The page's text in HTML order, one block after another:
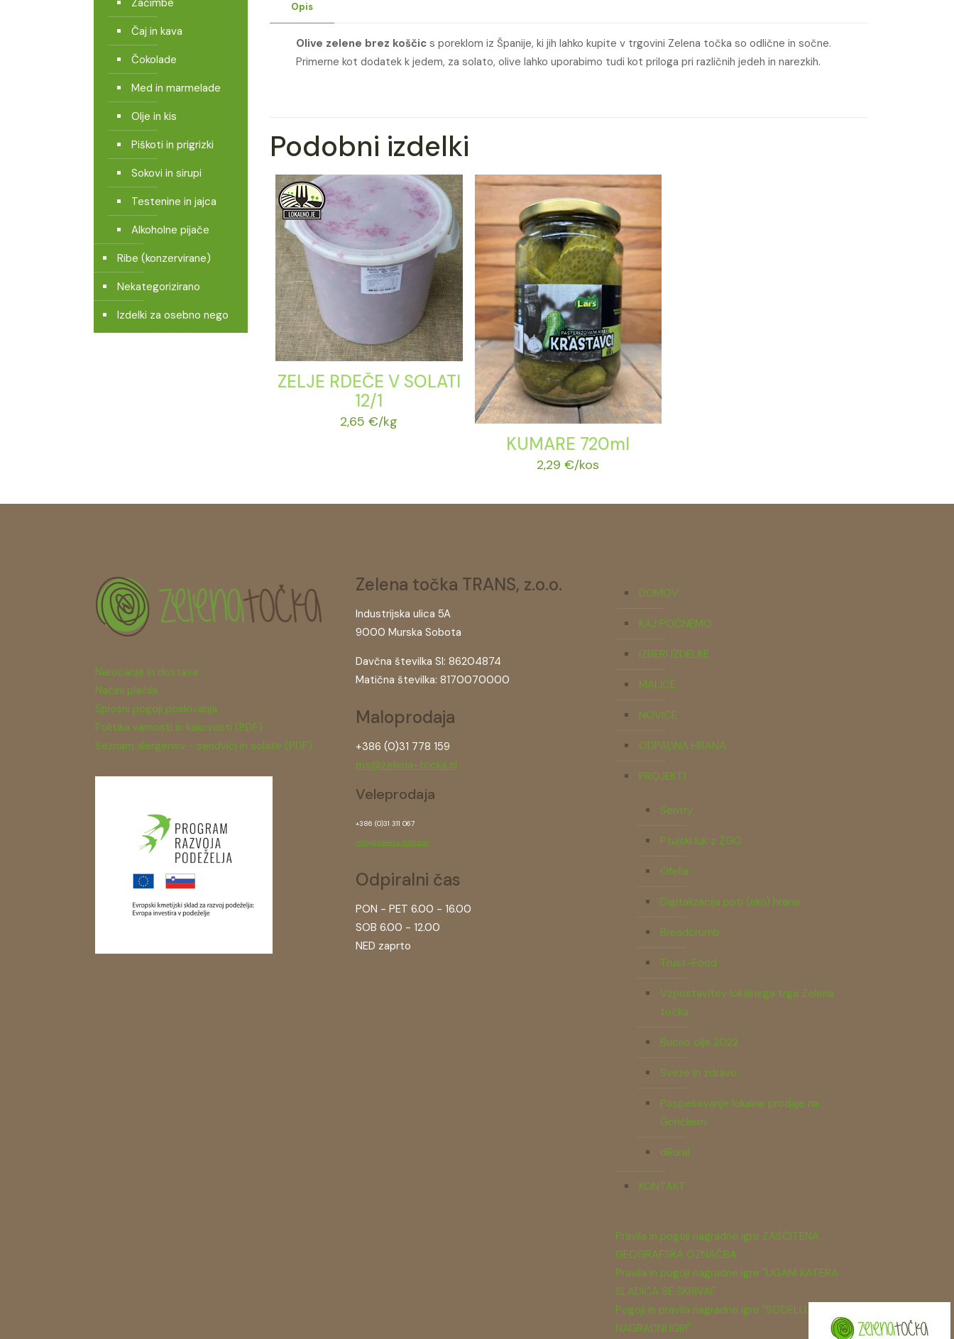
Opis
Olive zelene brez koščic s poreklom iz Španije, ki jih lahko kupite v trgovini Zelena točka so odlične in sočne.
Primerne kot dodatek k jedem, za solato, olive lahko uporabimo tudi kot priloga pri različnih jedeh in narezkih.
Podobni izdelki
ZELJE RDEČE V SOLATI
12/1
2,65€/kg
KUMARE 720ml
2,29€/kos
Začimbe
Čaj in kava
Čokolade
Med in marmelade
Olje in kis
Piškoti in prigrizki
Sokovi in sirupi
Testenine in jajca
Alkoholne pijače
Ribe (konzervirane)
Nekategorizirano
Izdelki za osebno nego
Naročanje in dostava
Načini plačila
Splošni pogoji poslovanja
Politika varnosti in kakovosti (PDF)
Seznam alergenov - sendviči in solate (PDF)
Zelena točka TRANS, z.o.o.
Industrijska ulica 5A
9000 Murska Sobota
Davčna številka SI: 86204874
Matična številka: 8170070000
Maloprodaja
+386 (0)31 778 159
ms@zelena-tocka.si
Veleprodaja
+386 (0)31 311 067
info@zelena-tocka.si
Odpiralni čas
PON - PET 6.00 - 16.00
SOB 6.00 - 12.00
NED zaprto
DOMOV
KAJ POČNEMO
IZBERI IZDELKE
MALICE
NOVICE
ODPADNA HRANA
PROJEKTI
Sentry
Ptujski lük z ZGO
Ofelia
Digitalizacija poti (eko) hrane
Breadcrumb
Trust-Food
Vzpostavitev lokalnega trga Zelena
točka
Bučno olje 2022
Sveže in zdravo
Pospeševanje lokalne prodaje na
Goričkem
dRural
KONTAKT
Pravila in pogoji nagradne igre ZAŠČITENA
GEOGRAFSKA OZNAČBA
Pravila in pogoji nagradne igre "UGANI KATERA
SLADICA SE SKRIVA!"
Pogoji in pravila nagradne igre "SODELUJ V
NAGRADNI IGRI"